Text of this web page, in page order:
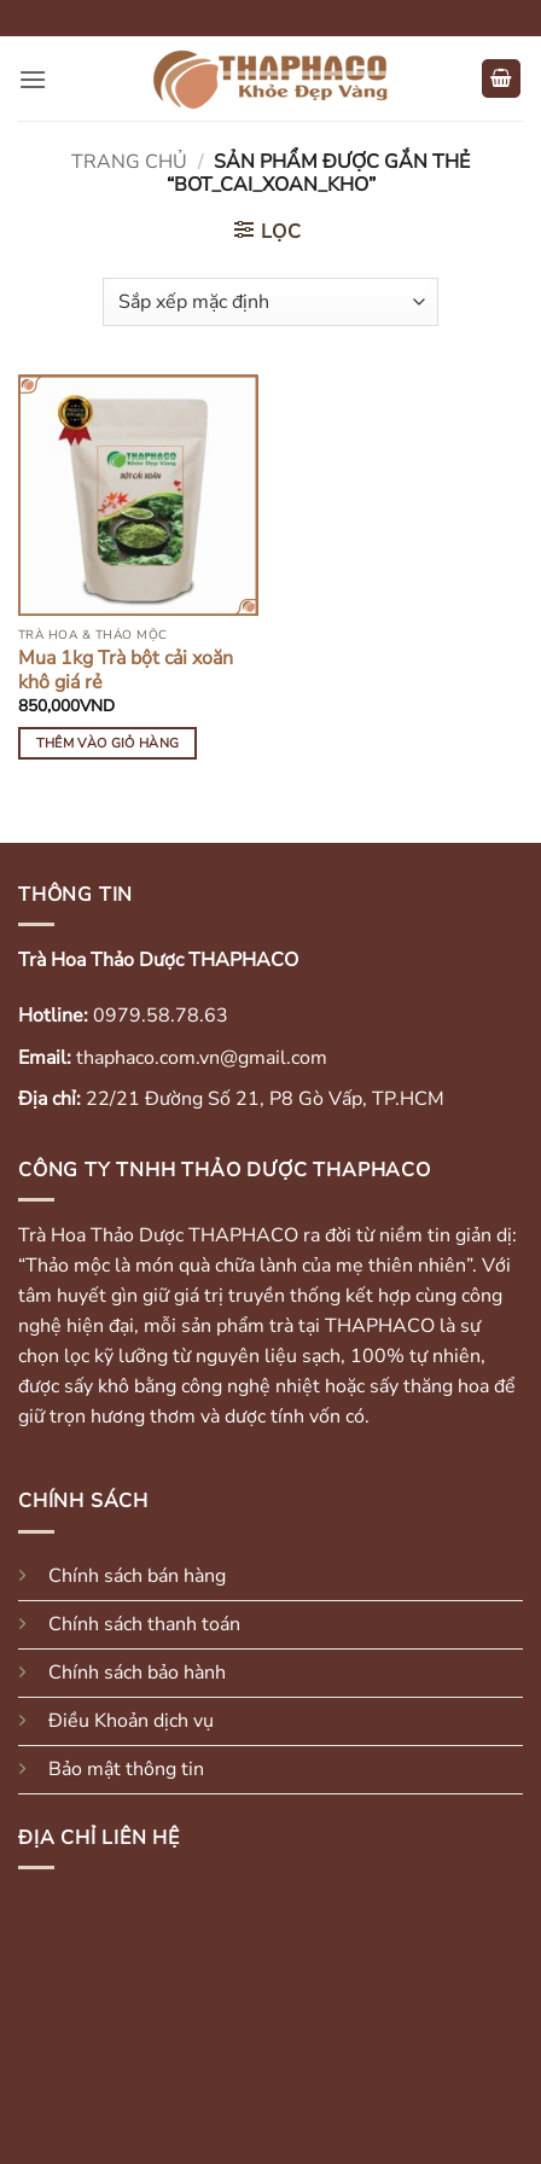
qua
nội
TRANG CHỦ / SẢN PHẨM ĐƯỢC GẮN THẺ
“BOT_CAI_XOAN_KHO”
LỌC
TRÀ HOA & THẢO MỘC
Mua 1kg Trà bột cải xoăn
khô giá rẻ
850,000VND
THÊM VÀO GIỎ HÀNG
THÔNG TIN
Trà Hoa Thảo Dược THAPHACO
Hotline:0979.58.78.63
Email:thaphaco.com.vn@gmail.com
Địa chỉ: 22/21 Đường Số 21, P8 Gò Vấp, TP.HCM
CÔNG TY TNHH THẢO DƯỢC THAPHACO
Trà Hoa Thảo Dược THAPHACO ra đời từ niềm tin giản dị:
“Thảo mộc là món quà chữa lành của mẹ thiên nhiên”. Với
tâm huyết gìn giữ giá trị truyền thống kết hợp cùng công
nghệ hiện đại, mỗi sản phẩm trà tại THAPHACO là sự
chọn lọc kỹ lưỡng từ nguyên liệu sạch, 100% tự nhiên,
được sấy khô bằng công nghệ nhiệt hoặc sấy thăng hoa để
giữ trọn hương thơm và dược tính vốn có.
CHÍNH SÁCH
Chính sách bán hàng
Chính sách thanh toán
Chính sách bảo hành
Điều Khoản dịch vụ
Bảo mật thông tin
ĐỊA CHỈ LIÊN HỆ